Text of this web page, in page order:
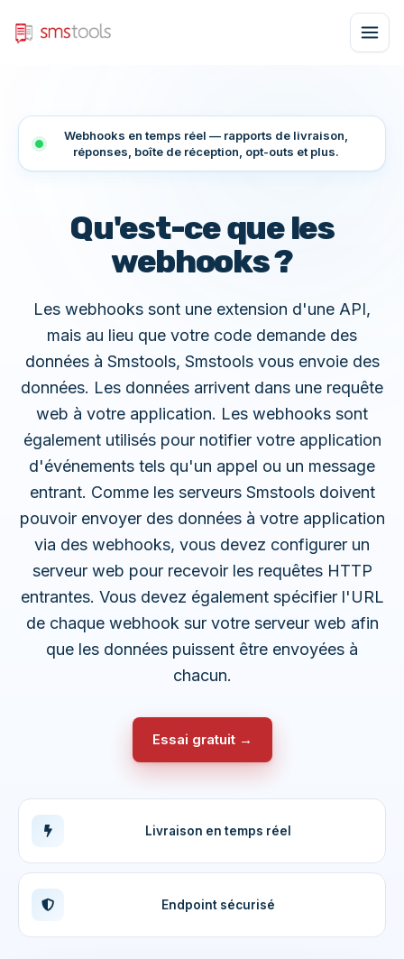
Webhooks en temps réel — rapports de livraison,
réponses, boîte de réception, opt-outs et plus.
Qu'est-ce que les
webhooks ?
Les webhooks sont une extension d'une API,
mais au lieu que votre code demande des
données à Smstools, Smstools vous envoie des
données. Les données arrivent dans une requête
web à votre application. Les webhooks sont
également utilisés pour notifier votre application
d'événements tels qu'un appel ou un message
entrant. Comme les serveurs Smstools doivent
pouvoir envoyer des données à votre application
via des webhooks, vous devez configurer un
serveur web pour recevoir les requêtes HTTP
entrantes. Vous devez également spécifier l'URL
de chaque webhook sur votre serveur web afin
que les données puissent être envoyées à
chacun.
Essai gratuit →
Livraison en temps réel
Endpoint sécurisé